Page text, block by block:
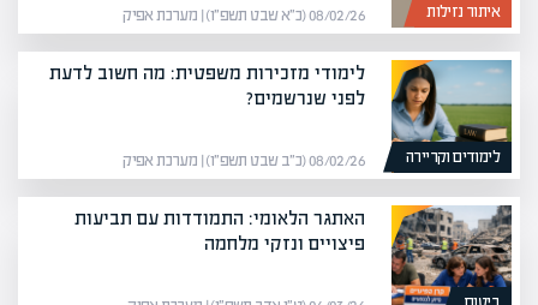
איתור נזילות 08/02/26 (כ״א שבט תשפ״ו) | מערכת אפיק
לימודים וקריירה
לימודי מזכירות משפטית: מה חשוב לדעת
לפני שנרשמים?
08/02/26 (כ״ב שבט תשפ״ו) | מערכת אפיק
האתגר הלאומי: התמודדות עם תביעות
פיצויים ונזקי מלחמה